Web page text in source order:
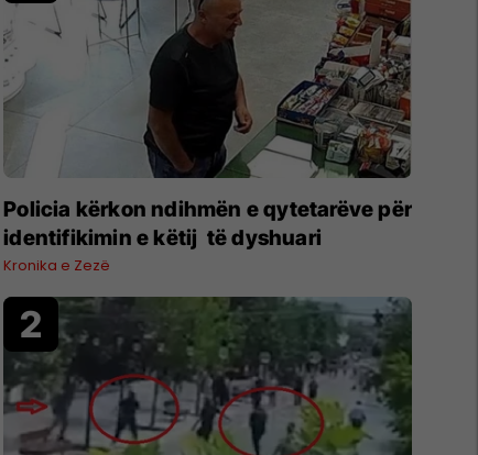
Policia kërkon ndihmën e qytetarëve për
identifikimin e këtij të dyshuari
Kronika e Zezë